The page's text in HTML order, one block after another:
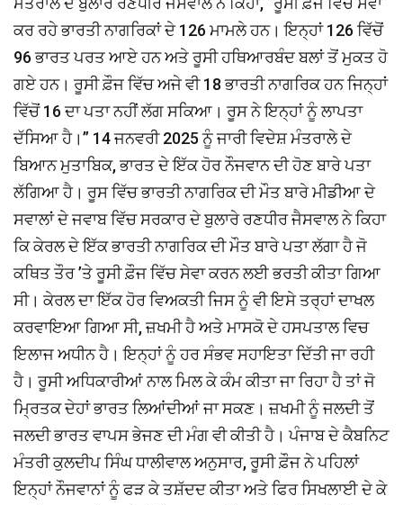
ਕਰ ਰਹੇ ਭਾਰਤੀ ਨਾਗਰਿਕਾਂ ਦੇ 126 ਮਾਮਲੇ ਹਨ। ਇਨ੍ਹਾਂ 126 ਵਿੱਚੋਂ
96 ਭਾਰਤ ਪਰਤ ਆਏ ਹਨ ਅਤੇ ਰੂਸੀ ਹਥਿਆਰਬੰਦ ਬਲਾਂ ਤੋਂ ਮੁਕਤ ਹੋ
ਗਏ ਹਨ। ਰੂਸੀ ਫ਼ੌਜ ਵਿੱਚ ਅਜੇ ਵੀ 18 ਭਾਰਤੀ ਨਾਗਰਿਕ ਹਨ ਜਿਨ੍ਹਾਂ
ਵਿੱਚੋਂ 16 ਦਾ ਪਤਾ ਨਹੀਂ ਲੱਗ ਸਕਿਆ। ਰੂਸ ਨੇ ਇਨ੍ਹਾਂ ਨੂੰ ਲਾਪਤਾ
ਦੱਸਿਆ ਹੈ।” 14 ਜਨਵਰੀ 2025 ਨੂੰ ਜਾਰੀ ਵਿਦੇਸ਼ ਮੰਤਰਾਲੇ ਦੇ
ਬਿਆਨ ਮੁਤਾਬਿਕ, ਭਾਰਤ ਦੇ ਇੱਕ ਹੋਰ ਨੌਜਵਾਨ ਦੀ ਹੋਣ ਬਾਰੇ ਪਤਾ
ਲੱਗਿਆ ਹੈ। ਰੂਸ ਵਿੱਚ ਭਾਰਤੀ ਨਾਗਰਿਕ ਦੀ ਮੌਤ ਬਾਰੇ ਮੀਡੀਆ ਦੇ
ਸਵਾਲਾਂ ਦੇ ਜਵਾਬ ਵਿੱਚ ਸਰਕਾਰ ਦੇ ਬੁਲਾਰੇ ਰਣਧੀਰ ਜੈਸਵਾਲ ਨੇ ਕਿਹਾ
ਕਿ ਕੇਰਲ ਦੇ ਇੱਕ ਭਾਰਤੀ ਨਾਗਰਿਕ ਦੀ ਮੌਤ ਬਾਰੇ ਪਤਾ ਲੱਗਾ ਹੈ ਜੋ
ਕਥਿਤ ਤੌਰ ’ਤੇ ਰੂਸੀ ਫ਼ੌਜ ਵਿੱਚ ਸੇਵਾ ਕਰਨ ਲਈ ਭਰਤੀ ਕੀਤਾ ਗਿਆ
ਸੀ। ਕੇਰਲ ਦਾ ਇੱਕ ਹੋਰ ਵਿਅਕਤੀ ਜਿਸ ਨੂੰ ਵੀ ਇਸੇ ਤਰ੍ਹਾਂ ਦਾਖਲ
ਕਰਵਾਇਆ ਗਿਆ ਸੀ, ਜ਼ਖਮੀ ਹੈ ਅਤੇ ਮਾਸਕੋ ਦੇ ਹਸਪਤਾਲ ਵਿਚ
ਇਲਾਜ ਅਧੀਨ ਹੈ। ਇਨ੍ਹਾਂ ਨੂੰ ਹਰ ਸੰਭਵ ਸਹਾਇਤਾ ਦਿੱਤੀ ਜਾ ਰਹੀ
ਹੈ। ਰੂਸੀ ਅਧਿਕਾਰੀਆਂ ਨਾਲ ਮਿਲ ਕੇ ਕੰਮ ਕੀਤਾ ਜਾ ਰਿਹਾ ਹੈ ਤਾਂ ਜੋ
ਮ੍ਰਿਤਕ ਦੇਹਾਂ ਭਾਰਤ ਲਿਆਂਦੀਆਂ ਜਾ ਸਕਣ। ਜ਼ਖਮੀ ਨੂੰ ਜਲਦੀ ਤੋਂ
ਜਲਦੀ ਭਾਰਤ ਵਾਪਸ ਭੇਜਣ ਦੀ ਮੰਗ ਵੀ ਕੀਤੀ ਹੈ। ਪੰਜਾਬ ਦੇ ਕੈਬਨਿਟ
ਮੰਤਰੀ ਕੁਲਦੀਪ ਸਿੰਘ ਧਾਲੀਵਾਲ ਅਨੁਸਾਰ, ਰੂਸੀ ਫ਼ੌਜ ਨੇ ਪਹਿਲਾਂ
ਇਨ੍ਹਾਂ ਨੌਜਵਾਨਾਂ ਨੂੰ ਫੜ ਕੇ ਤਸ਼ੱਦਦ ਕੀਤਾ ਅਤੇ ਫਿਰ ਸਿਖਲਾਈ ਦੇ ਕੇ